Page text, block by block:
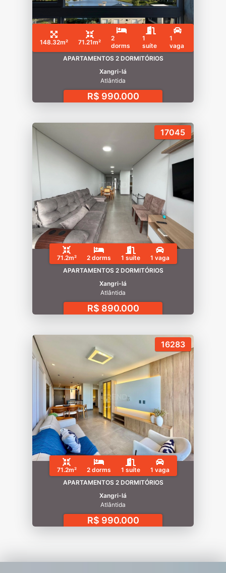
148.32m² 71.21m²
2
dorms
1
suíte
1
vaga
APARTAMENTOS 2 DORMITÓRIOS
Xangri-lá
Atlântida
R$ 990.000
17045
71.2m² 2 dorms 1 suíte
1 vaga
APARTAMENTOS 2 DORMITÓRIOS
Xangri-lá
Atlântida
R$ 890.000
16283
71.2m² 2 dorms 1 suíte
1 vaga
APARTAMENTOS 2 DORMITÓRIOS
Xangri-lá
Atlântida
R$ 990.000